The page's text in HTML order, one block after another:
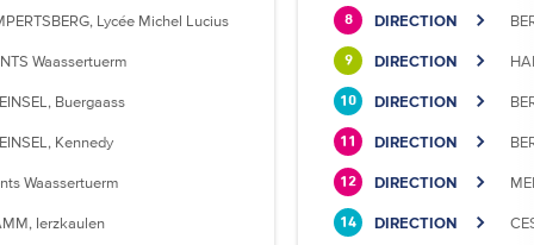
Lycée Michel Lucius
Waassertuerm
Buergaass
Kennedy
Waassertuerm
Ierzkaulen
8 DIRECTION
9 DIRECTION
10 DIRECTION
11 DIRECTION
12 DIRECTION
14 DIRECTION